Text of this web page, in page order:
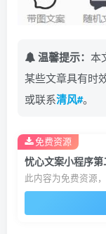
温馨提示： 本
某些文章具有时
或联系清风#。
忧心文案小程序
此内容为免费资源
免费资源